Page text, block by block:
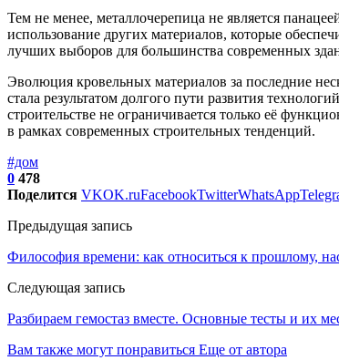
Тем не менее, металлочерепица не является
использование других материалов, которые
лучших выборов для большинства современных
Эволюция кровельных материалов за последние
стала результатом долгого пути развития
строительстве не ограничивается только её
в рамках современных строительных тенденций.
#дом
0 478
Поделится VKOK.ruFacebookTwitterWhatsApp
Предыдущая запись
Философия времени: как относиться к прошлому,
Следующая запись
Разбираем гемостаз вместе. Основные тесты и их
Вам также могут понравиться Еще от автора